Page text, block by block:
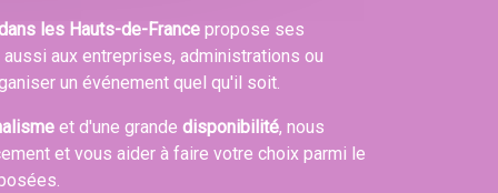
les Hauts-de-France propose ses
aux entreprises, administrations ou
un événement quel qu'il soit.
et d'une grande disponibilité, nous
et vous aider à faire votre choix parmi le